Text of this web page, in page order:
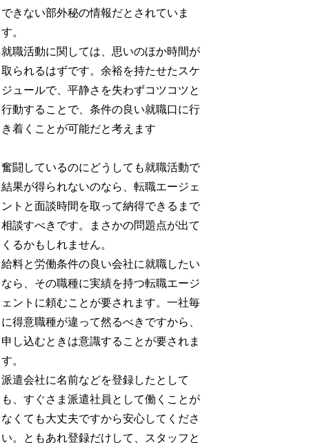
できない部外秘の情報だとされていま
す。
就職活動に関しては、思いのほか時間が
取られるはずです。余裕を持たせたスケ
ジュールで、平静さを失わずコツコツと
行動することで、条件の良い就職口に行
き着くことが可能だと考えます
奮闘しているのにどうしても就職活動で
結果が得られないのなら、転職エージェ
ントと面談時間を取って納得できるまで
相談すべきです。まさかの問題点が出て
くるかもしれません。
給料と労働条件の良い会社に就職したい
なら、その職種に実績を持つ転職エージ
ェントに頼むことが要されます。一社毎
に得意職種が違って然るべきですから、
申し込むときは意識することが要されま
す。
派遣会社に名前などを登録したとして
も、すぐさま派遣社員として働くことが
なくても大丈夫ですから安心してくださ
い。ともあれ登録だけして、スタッフと